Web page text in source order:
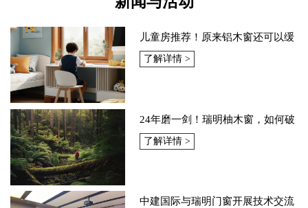
儿童房推荐！原来铝木窗还可以缓
解视力
了解详情 >
24年磨一剑！瑞明柚木窗，如何破
解中国南北方气候难题？
了解详情 >
中建国际与瑞明门窗开展技术交流